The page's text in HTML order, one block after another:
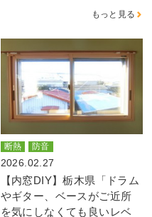
もっと見る
断熱 防音
2026.02.27
【内窓DIY】栃木県「ドラム
やギター、ベースがご近所
を気にしなくても良いレベ